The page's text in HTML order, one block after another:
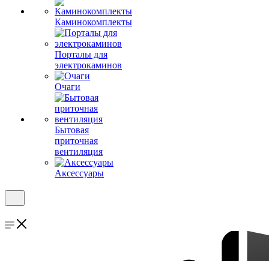
Каминокомплекты
Порталы для
электрокаминов
Очаги
Бытовая
приточная
вентиляция
Аксессуары